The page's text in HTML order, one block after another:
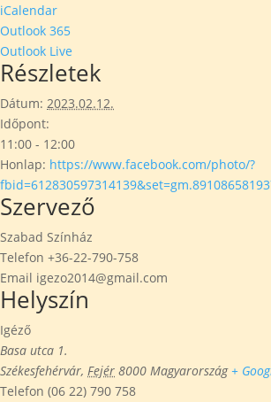
iCalendar
Outlook 365
Outlook Live
Részletek
Dátum: 2023.02.12.
Időpont:
11:00 - 12:00
Honlap: https://www.facebook.com/photo/?
Szervező
Szabad Színház
Telefon +36-22-790-758
Email igezo2014@gmail.com
Helyszín
Igéző
Basa utca 1.
Székesfehérvár, Fejér 8000 Magyarország +
Telefon (06 22) 790 758